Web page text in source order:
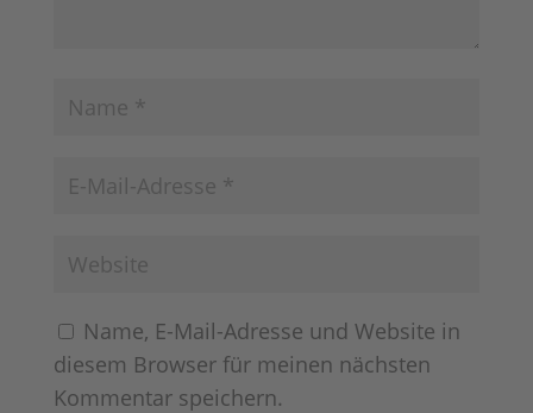
Name, E-Mail-Adresse und Website in
diesem Browser für meinen nächsten
Kommentar speichern.